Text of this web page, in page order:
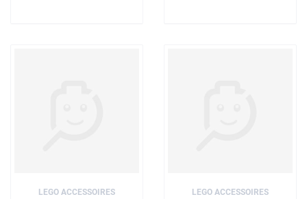
LEGO ACCESSOIRES LEGO ACCESSOIRES